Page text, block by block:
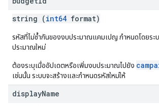
string (int64 format)
รหัสที่ไม่ซ้ำกันของงบประมาณแคมเปญ กำหนดโดยระ
ประมาณใหม่
ต้องระบุเมื่ออัปเดตหรือเพิ่มงบประมาณไปยัง
เช่นนั้น ระบบจะสร้างและกําหนดรหัสใหม่ให้
displayName